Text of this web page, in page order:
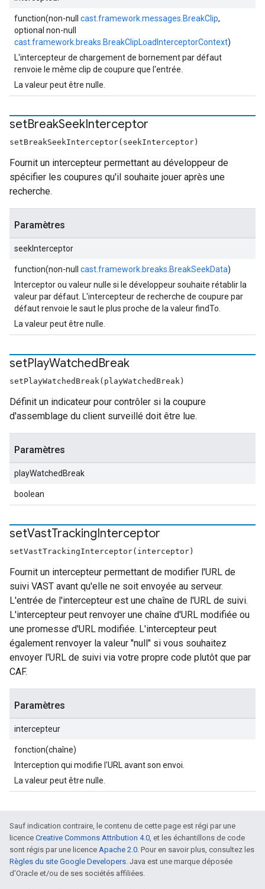
function(non-null cast.framework.messages.BreakClip,
optional non-null
cast.framework.breaks.BreakClipLoadInterceptorContext)
L'intercepteur de chargement de bornement par défaut
renvoie le même clip de coupure que l'entrée.
La valeur peut être nulle.
setBreakSeekInterceptor
setBreakSeekInterceptor(seekInterceptor)
Fournit un intercepteur permettant au développeur de
spécifier les coupures qu'il souhaite jouer après une
recherche.
Paramètres
seekInterceptor
function(non-null cast.framework.breaks.BreakSeekData)
Interceptor ou valeur nulle si le développeur souhaite rétablir la
valeur par défaut. L'intercepteur de recherche de coupure par
défaut renvoie le saut le plus proche de la valeur findTo.
La valeur peut être nulle.
setPlayWatchedBreak
setPlayWatchedBreak(playWatchedBreak)
Définit un indicateur pour contrôler si la coupure
d'assemblage du client surveillé doit être lue.
Paramètres
playWatchedBreak
boolean
setVastTrackingInterceptor
setVastTrackingInterceptor(interceptor)
Fournit un intercepteur permettant de modifier l'URL de
suivi VAST avant qu'elle ne soit envoyée au serveur.
L'entrée de l'intercepteur est une chaîne de l'URL de suivi.
L'intercepteur peut renvoyer une chaîne d'URL modifiée ou
une promesse d'URL modifiée. L'intercepteur peut
également renvoyer la valeur "null" si vous souhaitez
envoyer l'URL de suivi via votre propre code plutôt que par
CAF.
Paramètres
intercepteur
fonction(chaîne)
Interception qui modifie l'URL avant son envoi.
La valeur peut être nulle.
Sauf indication contraire, le contenu de cette page est régi par une
licence Creative Commons Attribution 4.0, et les échantillons de code
sont régis par une licence Apache 2.0. Pour en savoir plus, consultez les
Règles du site Google Developers. Java est une marque déposée
d'Oracle et/ou de ses sociétés affiliées.